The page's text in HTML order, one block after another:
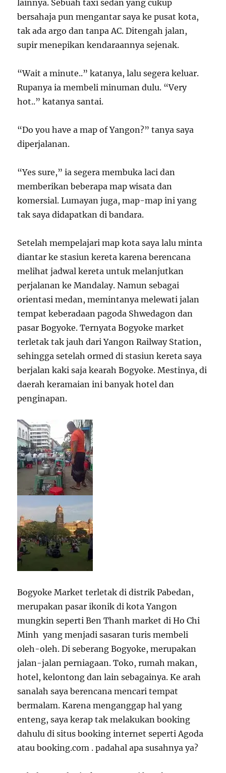
lainnya. Sebuah taxi sedan yang cukup
bersahaja pun mengantar saya ke pusat kota,
tak ada argo dan tanpa AC. Ditengah jalan,
supir menepikan kendaraannya sejenak.
“Wait a minute..” katanya, lalu segera keluar.
Rupanya ia membeli minuman dulu. “Very
hot..” katanya santai.
“Do you have a map of Yangon?” tanya saya
diperjalanan.
“Yes sure,” ia segera membuka laci dan
memberikan beberapa map wisata dan
komersial. Lumayan juga, map-map ini yang
tak saya didapatkan di bandara.
Setelah mempelajari map kota saya lalu minta
diantar ke stasiun kereta karena berencana
melihat jadwal kereta untuk melanjutkan
perjalanan ke Mandalay. Namun sebagai
orientasi medan, memintanya melewati jalan
tempat keberadaan pagoda Shwedagon dan
pasar Bogyoke. Ternyata Bogyoke market
terletak tak jauh dari Yangon Railway Station,
sehingga setelah ormed di stasiun kereta saya
berjalan kaki saja kearah Bogyoke. Mestinya, di
daerah keramaian ini banyak hotel dan
penginapan.
Bogyoke Market terletak di distrik Pabedan,
merupakan pasar ikonik di kota Yangon
mungkin seperti Ben Thanh market di Ho Chi
Minh yang menjadi sasaran turis membeli
oleh-oleh. Di seberang Bogyoke, merupakan
jalan-jalan perniagaan. Toko, rumah makan,
hotel, kelontong dan lain sebagainya. Ke arah
sanalah saya berencana mencari tempat
bermalam. Karena menganggap hal yang
enteng, saya kerap tak melakukan booking
dahulu di situs booking internet seperti Agoda
atau booking.com . padahal apa susahnya ya?